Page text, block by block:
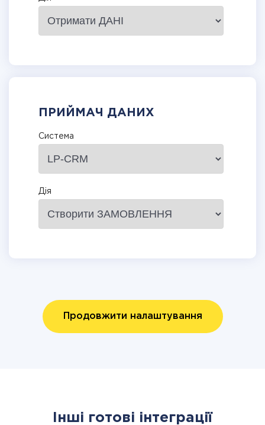
ПРИЙМАЧ ДАНИХ
Система
Дія
Продовжити налаштування
Інші готові інтеграції